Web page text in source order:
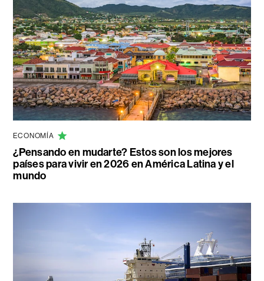
ECONOMÍA
¿Pensando en mudarte? Estos son los mejores
países para vivir en 2026 en América Latina y el
mundo